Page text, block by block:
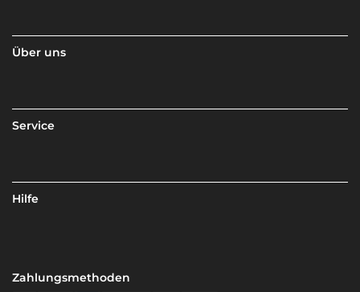
Über uns
Service
Hilfe
Zahlungsmethoden